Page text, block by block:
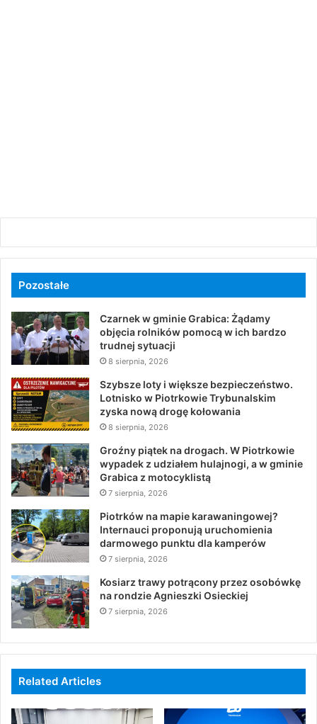
Pozostałe
Czarnek w gminie Grabica: Żądamy
objęcia rolników pomocą w ich bardzo
trudnej sytuacji
8 sierpnia, 2026
Szybsze loty i większe bezpieczeństwo.
Lotnisko w Piotrkowie Trybunalskim
zyska nową drogę kołowania
8 sierpnia, 2026
Groźny piątek na drogach. W Piotrkowie
wypadek z udziałem hulajnogi, a w gminie
Grabica z motocyklistą
7 sierpnia, 2026
Piotrków na mapie karawaningowej?
Internauci proponują uruchomienia
darmowego punktu dla kamperów
7 sierpnia, 2026
Kosiarz trawy potrącony przez osobówkę
na rondzie Agnieszki Osieckiej
7 sierpnia, 2026
Related Articles